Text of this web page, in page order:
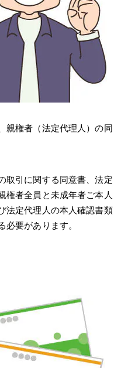
親権者（法定代理人）の同
取引に関する同意書、法定
権者全員と未成年者ご本人
法定代理人の本人確認書類
必要があります。